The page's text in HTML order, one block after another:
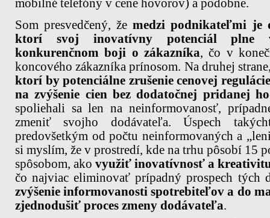
mobilné telefóny v cene hovorov) a podobne.
Som presvedčený, žemedzi podnikateľmi je
ktorí svoj inovatívny potenciál plne
konkurenčnom boji o zákazníka, čo v
koncového zákazníka prínosom. Na druhej
ktorí by potenciálne zrušenie cenovej
na zvýšenie cien bez dodatočnej pridanej
spoliehali sa len na neinformovanosť,
zmeniť svojho dodávateľa. Úspech
predovšetkým od počtu neinformovaných a
si myslím, že v prostredí, kde na trhu pôsobí 15
spôsobom, ako využiť inovatívnosť a
čo najviac eliminovať prípadný prospech tých
zvýšenie informovanosti spotrebiteľov a do
zjednodušiť proces zmeny dodávateľa.